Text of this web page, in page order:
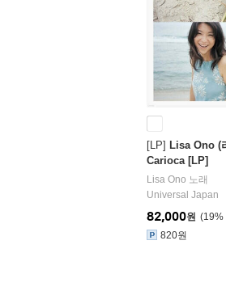
[LP] Lisa Ono (
Carioca [LP]
Lisa Ono 노래
Universal Japan
19%
82,000원
820원